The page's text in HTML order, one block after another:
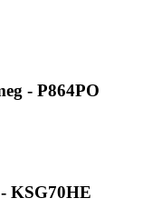
- P864PO
KSG70HE